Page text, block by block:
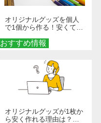
おすすめ情報
オリジナルグッズを個人
で1個から作る！安くて簡
秘訣
オリジナルグッズが1枚か
ら安く作れる理由は？オ